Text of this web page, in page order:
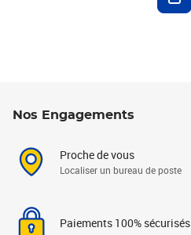
Nos Engagements
Proche de vous
Localiser un bureau de poste
Paiements 100% sécurisés